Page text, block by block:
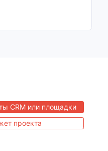
CRM или площадки
проекта